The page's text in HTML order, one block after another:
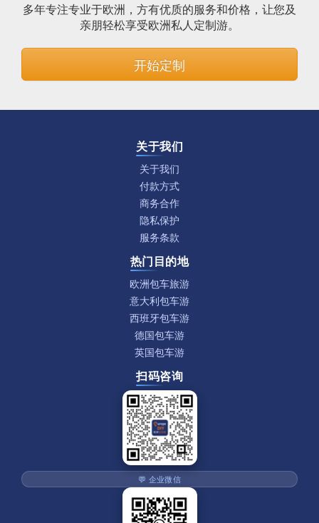
多年专注专业于欧洲，方有优质的服务和价格，让您及
亲朋轻松享受欧洲私人定制游。
开始定制
关于我们
关于我们
付款方式
商务合作
隐私保护
服务条款
热门目的地
欧洲包车旅游
意大利包车游
西班牙包车游
德国包车游
英国包车游
扫码咨询
💬 企业微信